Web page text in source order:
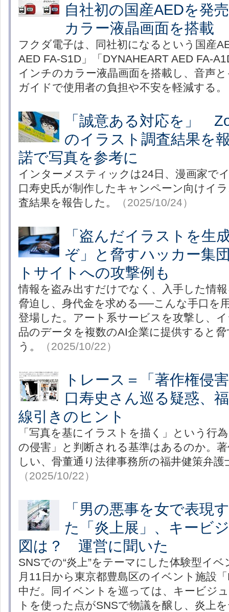
自社初の国産AEDを発
カラー液晶画面を搭載
フクダ電子は、同社初になるという国産
AED FA-S1D」「DYNAHEART AED FA-
インチのカラー液晶画面を搭載し、音声
ガイドで使用者の負担や不安を軽減する。
「誠意ある対応を」
のイラスト調査結果を
諾で写真を参考に
インターメスティックは24日、漫画家で
口寿史氏が制作したキャンペーン向けイ
査結果を報告した。
（2025/10/24）
「盗んだイラストを生
ぞ」と脅すハッカー集
トサイトへの攻撃例も
情報を盗み出すだけでなく、入手した情
脅迫し、身代金を求める──こんな手口を
登場した。アート系サービスを攻撃し、
品のデータを複数のAI企業に提供すると
う。
（2025/10/22）
トレース＝「著作権侵
口寿史さん巡る疑惑、
線引きのヒント
「写真を基にイラストを描く」という行
の侵害」と判断される基準はあるのか。
しい、骨董通り法律事務所の福井健策弁
（2025/10/22）
「男の悪事を女で表現
た「炎上展」、キービ
図は？ 運営に聞いた
SNSでの“炎上”をテーマにした体験型イ
月11日から東京都豊島区のイベント施設
中だ。同イベントを巡っては、キービジ
トを使った点がSNSで物議を醸し、炎上